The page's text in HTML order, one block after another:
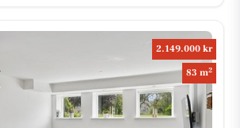
2.149.000 kr
83 m2